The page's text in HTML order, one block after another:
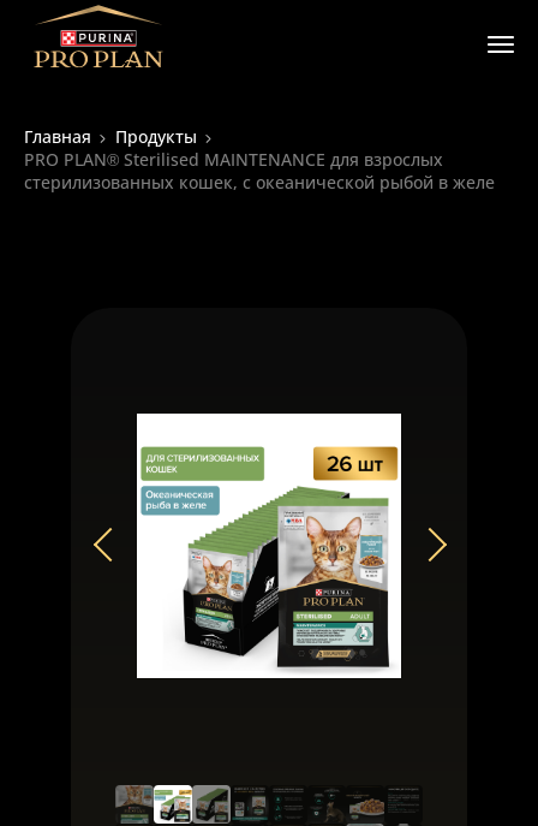
Главная
Продукты
PRO PLAN® Sterilised MAINTENANCE для взрослых
стерилизованных кошек, с океанической рыбой в желе